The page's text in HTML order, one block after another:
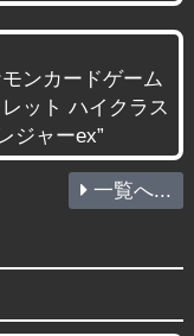
ンカードゲーム
ット ハイクラス
ジャーex”
一覧へ...